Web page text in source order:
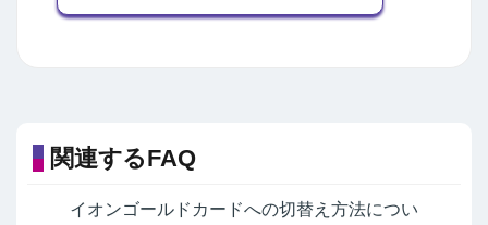
関連するFAQ
イオンゴールドカードへの切替え方法につい